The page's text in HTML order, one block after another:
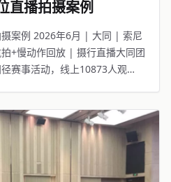
直播拍摄案例
案例 2026年6月 | 大同 | 索尼
+慢动作回放 | 摄行直播大同团
赛事活动，线上10873人观